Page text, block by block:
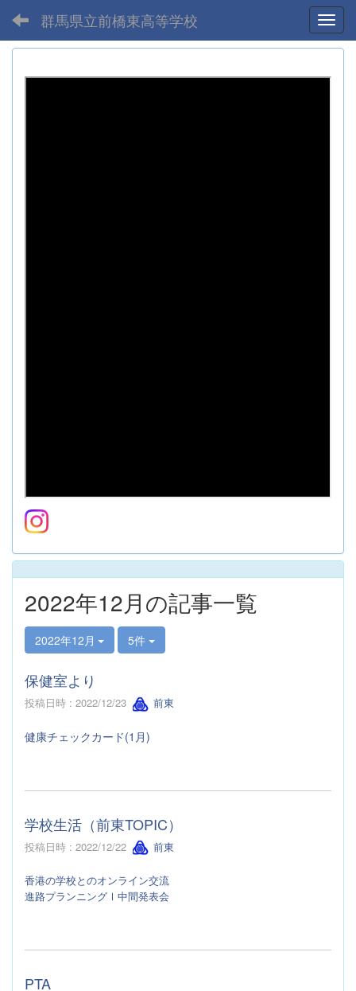
群馬県立前橋東高等学校
2022年12月の記事一覧
2022年12月 5件
保健室より
投稿日時 : 2022/12/23 前東
健康チェックカード(1月)
学校生活（前東TOPIC）
投稿日時 : 2022/12/22 前東
香港の学校とのオンライン交流
進路プランニングⅠ中間発表会
PTA